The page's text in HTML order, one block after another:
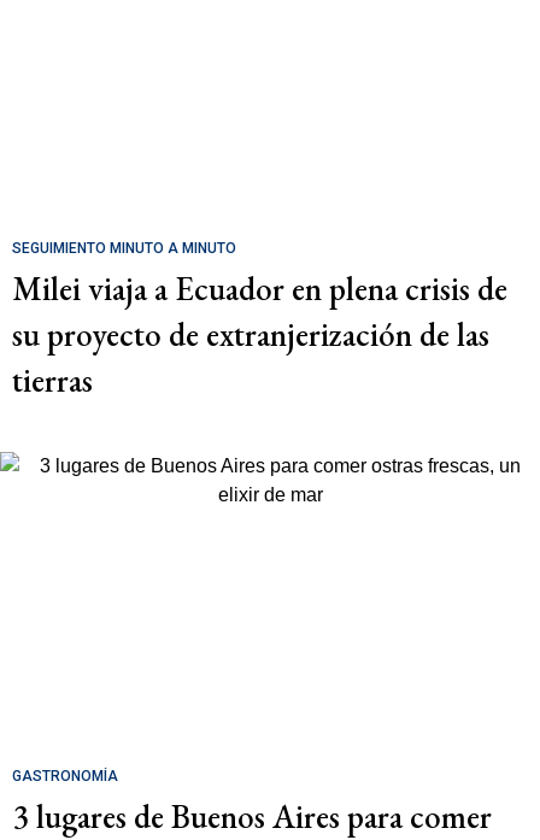
SEGUIMIENTO MINUTO A MINUTO
Milei viaja a Ecuador en plena crisis de
su proyecto de extranjerización de las
tierras
GASTRONOMÍA
3 lugares de Buenos Aires para comer